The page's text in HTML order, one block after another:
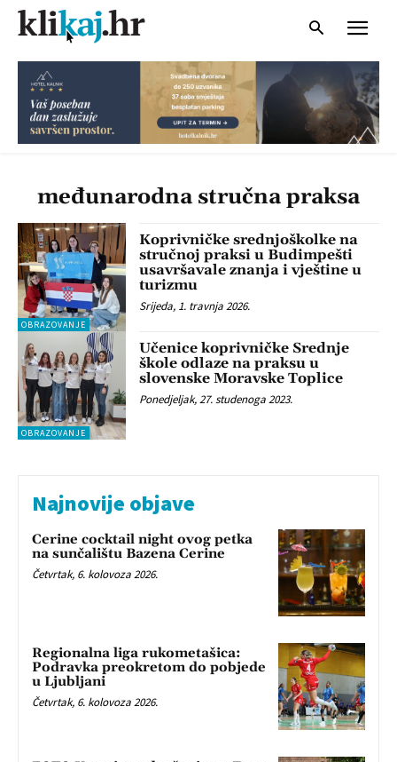
međunarodna stručna praksa
OBRAZOVANJE
Koprivničke srednjoškolke na
stručnoj praksi u Budimpešti
usavršavale znanja i vještine u
turizmu
Srijeda, 1. travnja 2026.
OBRAZOVANJE
Učenice koprivničke Srednje
škole odlaze na praksu u
slovenske Moravske Toplice
Ponedjeljak, 27. studenoga 2023.
Najnovije objave
Cerine cocktail night ovog petka
na sunčalištu Bazena Cerine
Četvrtak, 6. kolovoza 2026.
Regionalna liga rukometašica:
Podravka preokretom do pobjede
u Ljubljani
Četvrtak, 6. kolovoza 2026.